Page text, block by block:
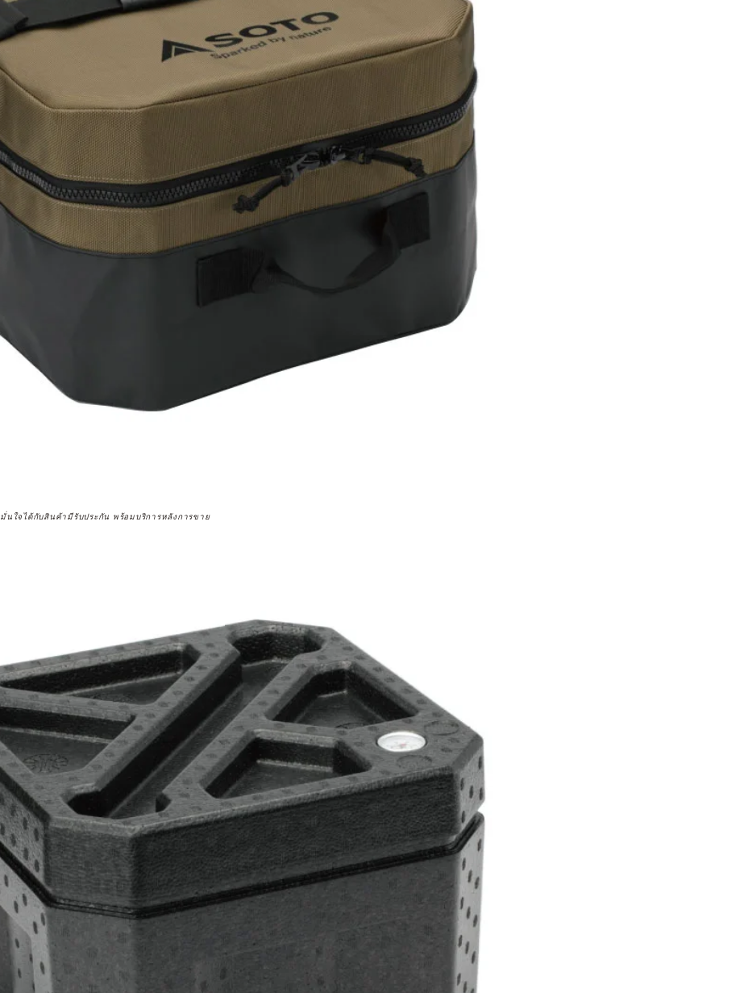
มั่นใจได้กับสินค้ามีรับประกัน พร้อมบริการหลังการขาย